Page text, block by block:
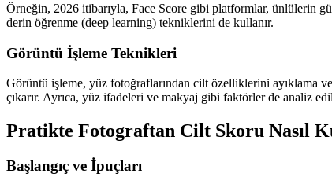
Örneğin, 2026 itibarıyla, Face Score gibi platformlar, ünlülerin
derin öğrenme (deep learning) tekniklerini de kullanır.
Görüntü İşleme Teknikleri
Görüntü işleme, yüz fotoğraflarından cilt özelliklerini ayıklama
çıkarır. Ayrıca, yüz ifadeleri ve makyaj gibi faktörler de analiz
Pratikte Fotograftan Cilt Skoru Nasıl
Başlangıç ve İpuçları